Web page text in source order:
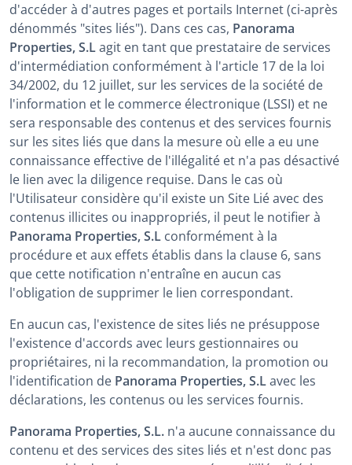
d'accéder à d'autres pages et portails Internet (ci-après
dénommés "sites liés"). Dans ces cas, Panorama
Properties, S.Lagit en tant que prestataire de services
d'intermédiation conformément à l'article 17 de la loi
34/2002, du 12 juillet, sur les services de la société de
l'information et le commerce électronique (LSSI) et ne
sera responsable des contenus et des services fournis
sur les sites liés que dans la mesure où elle a eu une
connaissance effective de l'illégalité et n'a pas désactivé
le lien avec la diligence requise. Dans le cas où
l'Utilisateur considère qu'il existe un Site Lié avec des
contenus illicites ou inappropriés, il peut le notifier à
Panorama Properties, S.L conformément à la
procédure et aux effets établis dans la clause 6, sans
que cette notification n'entraîne en aucun cas
l'obligation de supprimer le lien correspondant.
En aucun cas, l'existence de sites liés ne présuppose
l'existence d'accords avec leurs gestionnaires ou
propriétaires, ni la recommandation, la promotion ou
l'identification de Panorama Properties, S.Lavec les
déclarations, les contenus ou les services fournis.
Panorama Properties, S.L. n'a aucune connaissance du
contenu et des services des sites liés et n'est donc pas